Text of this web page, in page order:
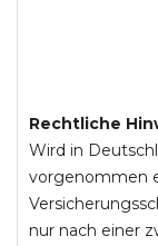
Rechtliche
Wird in
vorgenommen
nur nach einer